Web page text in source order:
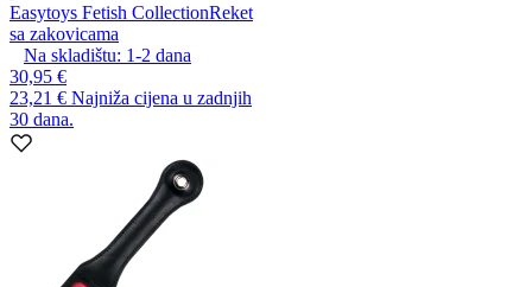
Easytoys Fetish CollectionReket
sa zakovicama
Na skladištu: 1-2 dana
30,95 €
23,21 € Najniža cijena u zadnjih
30 dana.